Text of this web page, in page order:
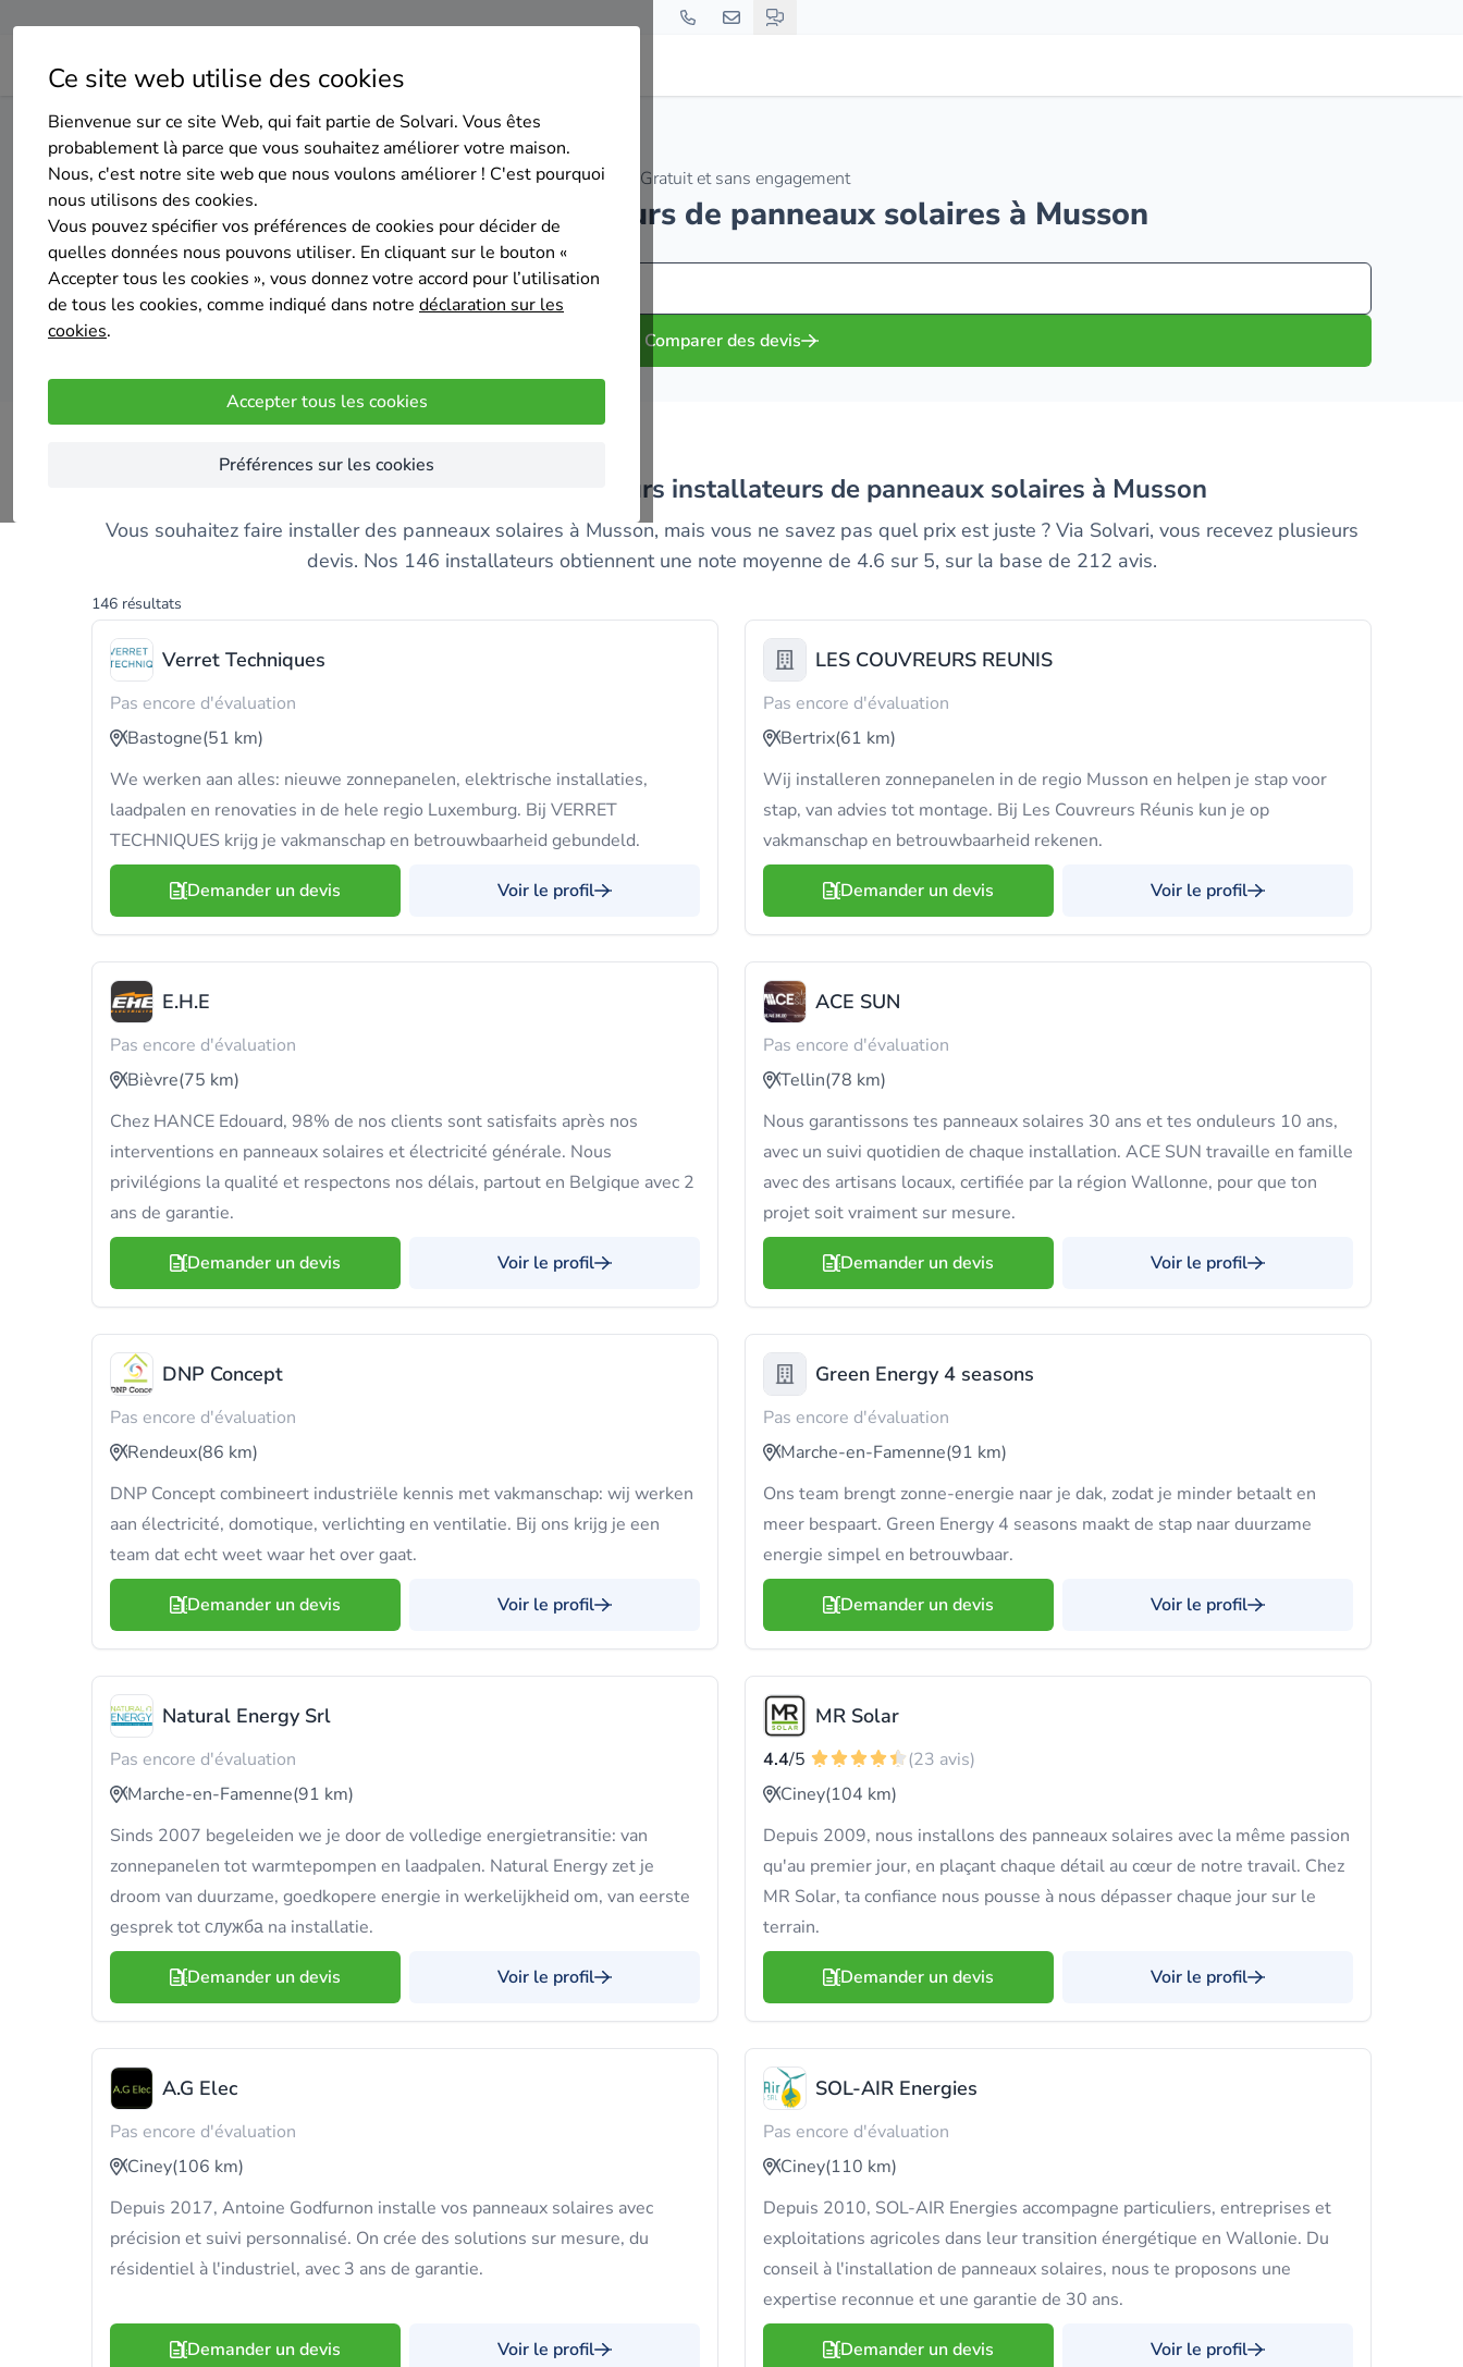
Ce site web utilise des cookies
Bienvenue sur ce site Web, qui fait partie de Solvari. Vous êtes
probablement là parce que vous souhaitez améliorer votre maison.
Nous, c'est notre site web que nous voulons améliorer ! C'est pourquoi
nous utilisons des cookies.
Vous pouvez spécifier vos préférences de cookies pour décider de
quelles données nous pouvons utiliser. En cliquant sur le bouton «
Accepter tous les cookies », vous donnez votre accord pour l’utilisation
de tous les cookies, comme indiqué dans notre déclaration sur les
cookies.
Accepter tous les cookies
Préférences sur les cookies
Home Panneaux solaires Luxembourg Musson
Gratuit et sans engagement
Top 20 des installateurs de panneaux solaires à Musson
Comparer des devis
Trouvez et comparez les meilleurs installateurs de panneaux solaires à Musson
Vous souhaitez faire installer des panneaux solaires à Musson, mais vous ne savez pas quel prix est juste ? Via Solvari, vous recevez plusieurs
devis. Nos 146 installateurs obtiennent une note moyenne de 4.6 sur 5, sur la base de 212 avis.
146 résultats
Verret Techniques
Pas encore d'évaluation
Bastogne(51 km)
We werken aan alles: nieuwe zonnepanelen, elektrische installaties,
laadpalen en renovaties in de hele regio Luxemburg. Bij VERRET
TECHNIQUES krijg je vakmanschap en betrouwbaarheid gebundeld.
Demander un devis Voir le profil
LES COUVREURS REUNIS
Pas encore d'évaluation
Bertrix(61 km)
Wij installeren zonnepanelen in de regio Musson en helpen je stap voor
stap, van advies tot montage. Bij Les Couvreurs Réunis kun je op
vakmanschap en betrouwbaarheid rekenen.
Demander un devis Voir le profil
E.H.E
Pas encore d'évaluation
Bièvre(75 km)
Chez HANCE Edouard, 98% de nos clients sont satisfaits après nos
interventions en panneaux solaires et électricité générale. Nous
privilégions la qualité et respectons nos délais, partout en Belgique avec 2
ans de garantie.
Demander un devis Voir le profil
ACE SUN
Pas encore d'évaluation
Tellin(78 km)
Nous garantissons tes panneaux solaires 30 ans et tes onduleurs 10 ans,
avec un suivi quotidien de chaque installation. ACE SUN travaille en famille
avec des artisans locaux, certifiée par la région Wallonne, pour que ton
projet soit vraiment sur mesure.
Demander un devis Voir le profil
DNP Concept
Pas encore d'évaluation
Rendeux(86 km)
DNP Concept combineert industriële kennis met vakmanschap: wij werken
aan électricité, domotique, verlichting en ventilatie. Bij ons krijg je een
team dat echt weet waar het over gaat.
Demander un devis Voir le profil
Green Energy 4 seasons
Pas encore d'évaluation
Marche-en-Famenne(91 km)
Ons team brengt zonne-energie naar je dak, zodat je minder betaalt en
meer bespaart. Green Energy 4 seasons maakt de stap naar duurzame
energie simpel en betrouwbaar.
Demander un devis Voir le profil
Natural Energy Srl
Pas encore d'évaluation
Marche-en-Famenne(91 km)
Sinds 2007 begeleiden we je door de volledige energietransitie: van
zonnepanelen tot warmtepompen en laadpalen. Natural Energy zet je
droom van duurzame, goedkopere energie in werkelijkheid om, van eerste
gesprek tot служба na installatie.
Demander un devis Voir le profil
MR Solar
4.4/5
(23 avis)
Ciney(104 km)
Depuis 2009, nous installons des panneaux solaires avec la même passion
qu'au premier jour, en plaçant chaque détail au cœur de notre travail. Chez
MR Solar, ta confiance nous pousse à nous dépasser chaque jour sur le
terrain.
Demander un devis Voir le profil
A.G Elec
Pas encore d'évaluation
Ciney(106 km)
Depuis 2017, Antoine Godfurnon installe vos panneaux solaires avec
précision et suivi personnalisé. On crée des solutions sur mesure, du
résidentiel à l'industriel, avec 3 ans de garantie.
Demander un devis Voir le profil
SOL-AIR Energies
Pas encore d'évaluation
Ciney(110 km)
Depuis 2010, SOL-AIR Energies accompagne particuliers, entreprises et
exploitations agricoles dans leur transition énergétique en Wallonie. Du
conseil à l'installation de panneaux solaires, nous te proposons une
expertise reconnue et une garantie de 30 ans.
Demander un devis Voir le profil